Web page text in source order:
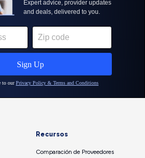
Recursos
Comparación de Proveedores